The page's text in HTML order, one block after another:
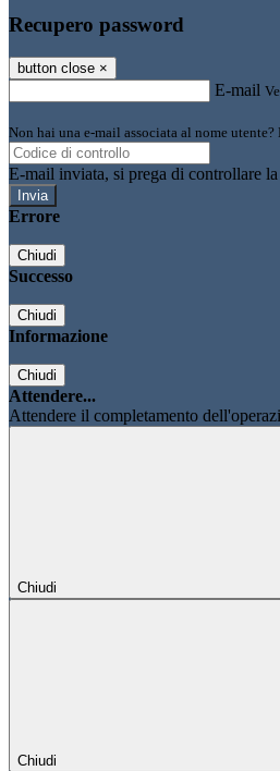
Recupero password
button close ×
E-mail
Non hai una e-mail associata al nome
E-mail inviata, si prega di controllare
Errore
Chiudi
Successo
Chiudi
Informazione
Chiudi
Attendere...
Attendere il completamento
Chiudi
Chiudi